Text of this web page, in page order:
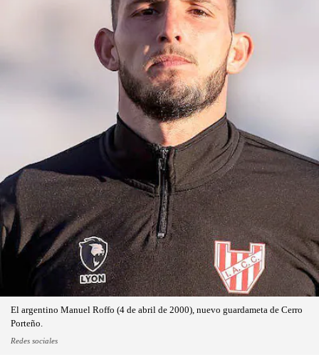
El argentino Manuel Roffo (4 de abril de 2000), nuevo guardameta de Cerro
Porteño.
Redes sociales